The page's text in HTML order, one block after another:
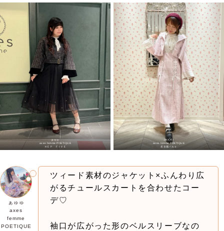
ぁゅゅ
axes femme POETIQUE
ＨＥＰ ＦＩＶＥ
SHIORI
axes femme POETIQUE
名古屋パルコ
ぁゅゅ
axes
femme
POETIQUE
ツィード素材のジャケット×ふんわり広
がるチュールスカートを合わせたコー
デ♡
袖口が広がった形のベルスリーブなの